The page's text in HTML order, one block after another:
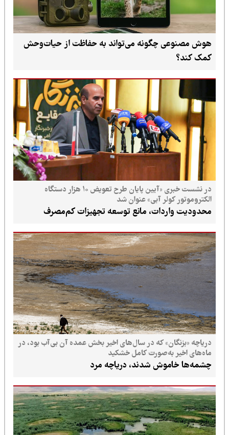
هوش مصنوعی چگونه می‌تواند به حفاظت از حیات‌وحش
کمک کند؟
در نشست خبری «آیین پایان طرح تعویض ۱۰ هزار دستگاه
الکتروموتور کولر آبی» عنوان شد
محدودیت واردات، مانع توسعه تجهیزات کم‌مصرف
دریاچه «بزنگان» که در سال‌های اخیر بخش عمده آن بی‌آب بود، در
ماه‌های اخیر به‌صورت کامل خشکید
چشمه‌ها خاموش شدند، دریاچه مرد